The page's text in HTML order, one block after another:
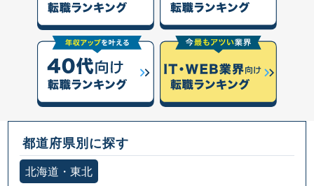
都道府県別に探す
北海道・東北